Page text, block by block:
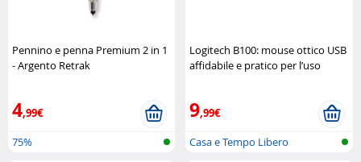
Pennino e penna Premium 2 in 1
- Argento Retrak
4,99€
75%
Logitech B100: mouse ottico USB
affidabile e pratico per l’uso
9,99€
Casa e Tempo Libero